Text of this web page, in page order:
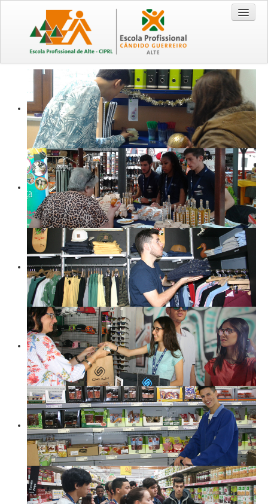
Entrada
Cursos
Técnico/a Comercial 2026/2029
Técnico/a de Turismo 2026/2029
CEF - Operador de Distribuição 2026/2028
EPA / EPCG
Origem da Escola
Recursos
Visão | Missão | Princípios e Valores
Documentação
Parcerias
Perguntas Frequentes
Entidade Proprietária da Escola
Publicitação de Orçamento e Contas
Contactos e Localização
Projetos
Erasmus+
Erasmus+ KA1
Erasmus+ KA2
CitriVET
L&T's - River